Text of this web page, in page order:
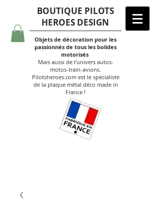
BOUTIQUE PILOTS
HEROES DESIGN
Objets de décoration pour les
passionnés de tous les bolides
motorisés
Mais aussi de l'univers autos-
motos-train-avions.
Pilotsheroes.com est le spécialiste
de la plaque métal déco made in
France !